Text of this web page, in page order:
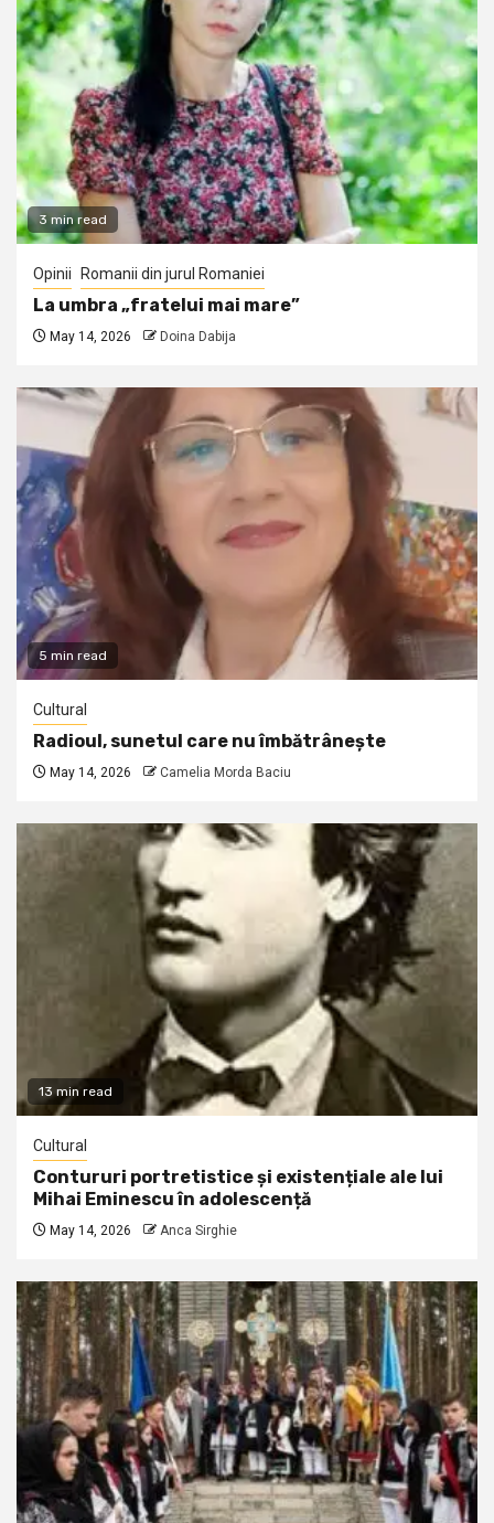
3 min read
Opinii Romanii din jurul Romaniei
La umbra „fratelui mai mare”
May 14, 2026 Doina Dabija
5 min read
Cultural
Radioul, sunetul care nu îmbătrânește
May 14, 2026 Camelia Morda Baciu
13 min read
Cultural
Contururi portretistice și existențiale ale lui
Mihai Eminescu în adolescență
May 14, 2026 Anca Sirghie